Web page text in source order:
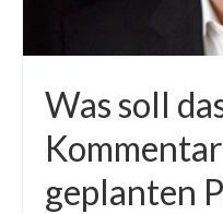
Was soll
geplanten